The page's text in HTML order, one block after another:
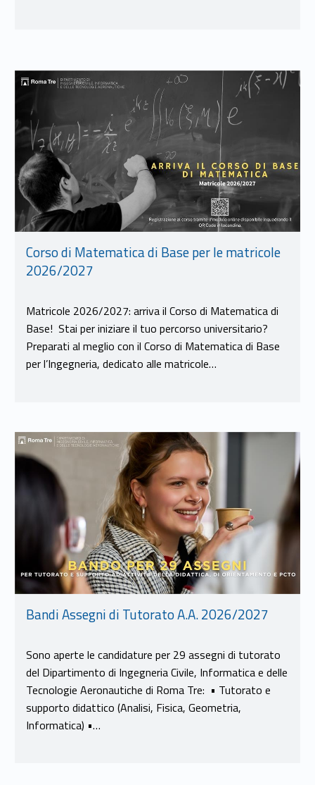
Link identifier #identifier__65445-11
Corso di Matematica di Base per le matricole
2026/2027
Matricole 2026/2027: arriva il Corso di Matematica di
Base! Stai per iniziare il tuo percorso universitario?
Preparati al meglio con il Corso di Matematica di Base
per l’Ingegneria, dedicato alle matricole…
Link identifier #identifier__21232-12
Bandi Assegni di Tutorato A.A. 2026/2027
Sono aperte le candidature per 29 assegni di tutorato
del Dipartimento di Ingegneria Civile, Informatica e delle
Tecnologie Aeronautiche di Roma Tre: • Tutorato e
supporto didattico (Analisi, Fisica, Geometria,
Informatica) •…